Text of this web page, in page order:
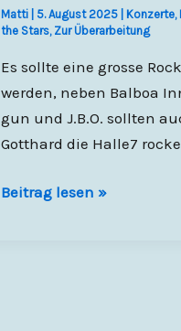
Matti 5. August 2025 Konzerte,
the Stars, Zur Überarbeitung
Es sollte eine grosse
werden, neben Balboa
gun und J.B.O. sollten
Gotthard die Halle7
J.B.O.
Beitrag lesen »